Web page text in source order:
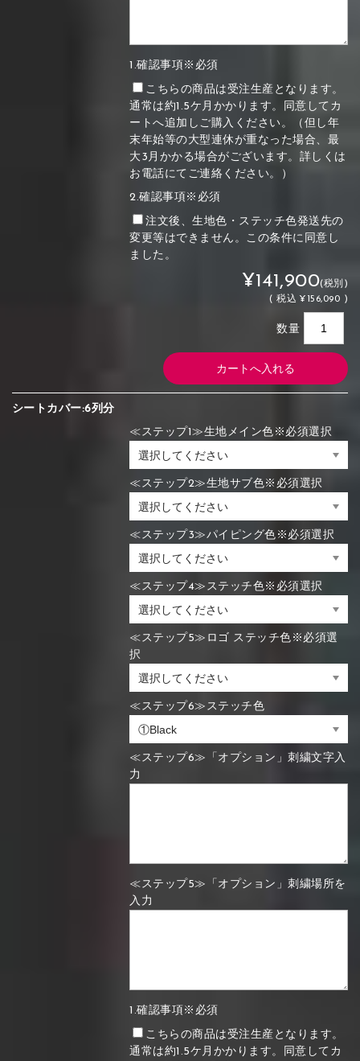
1.確認事項※必須
こちらの商品は受注生産となります。
通常は約1.5ケ月かかります。同意してカ
ートへ追加しご購入ください。（但し年
末年始等の大型連休が重なった場合、最
大3月かかる場合がございます。詳しくは
お電話にてご連絡ください。）
2.確認事項※必須
注文後、生地色・ステッチ色発送先の
変更等はできません。この条件に同意し
ました。
¥141,900(税別)
(税込 ¥156,090 )
数量
シートカバー:6列分
≪ステップ1≫生地メイン色※必須選択
≪ステップ2≫生地サブ色※必須選択
≪ステップ3≫パイピング色※必須選択
≪ステップ4≫ステッチ色※必須選択
≪ステップ5≫ロゴ ステッチ色※必須選
択
≪ステップ6≫ステッチ色
≪ステップ6≫「オプション」刺繍文字入
力
≪ステップ5≫「オプション」刺繍場所を
入力
1.確認事項※必須
こちらの商品は受注生産となります。
通常は約1.5ケ月かかります。同意してカ